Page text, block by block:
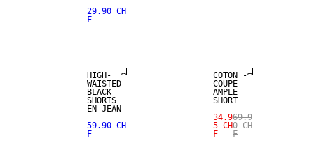
29.90 CH
F
HIGH-
WAISTED
BLACK
SHORTS
EN JEAN
59.90 CH
F
COTON -
COUPE
AMPLE
SHORT
34.9
5 CH
F
69.9
0 CH
F